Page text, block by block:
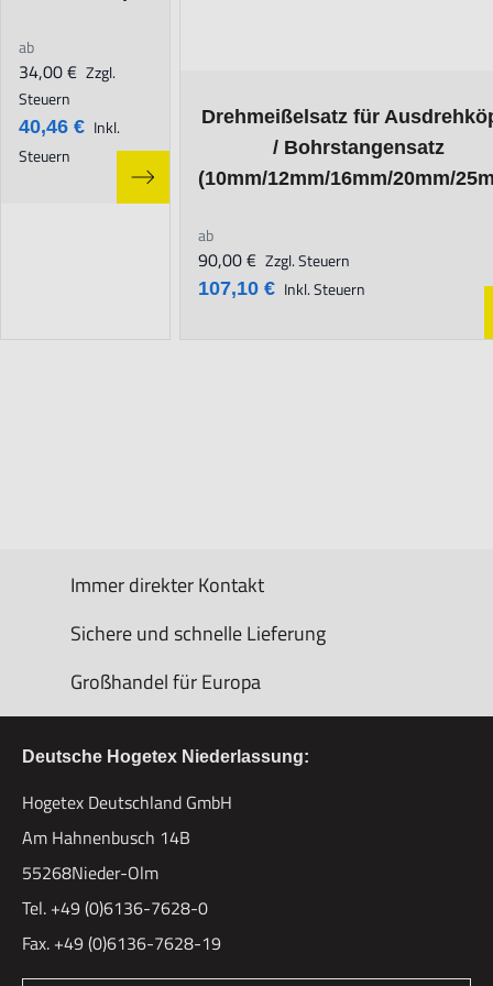
ab
40,46 € Inkl.
Steuern
34,00 € Zzgl.
Steuern
Drehmeißelsatz für
/ Bohrstangensatz
(10mm/12mm/16mm/20mm/
The price depends on the options
ab
107,10 € Inkl. Steuern
90,00 € Zzgl. Steuern
Immer direkter Kontakt
Sichere und schnelle Lieferung
Großhandel für Europa
Deutsche Hogetex Niederlassung:
Hogetex Deutschland GmbH
Am Hahnenbusch 14B
55268Nieder-Olm
Tel. +49 (0)6136-7628-0
Fax. +49 (0)6136-7628-19